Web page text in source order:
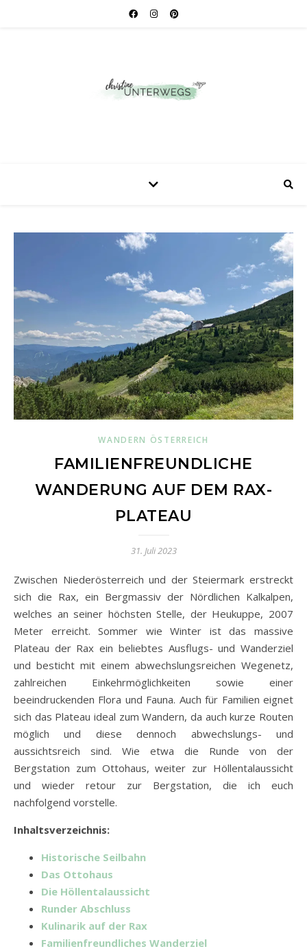
WANDERN ÖSTERREICH
FAMILIENFREUNDLICHE
WANDERUNG AUF DEM RAX-
PLATEAU
31. Juli 2023
Zwischen Niederösterreich und der Steiermark erstreckt
sich die Rax, ein Bergmassiv der Nördlichen Kalkalpen,
welches an seiner höchsten Stelle, der Heukuppe, 2007
Meter erreicht. Sommer wie Winter ist das massive
Plateau der Rax ein beliebtes Ausflugs- und Wanderziel
und besticht mit einem abwechslungsreichen Wegenetz,
zahlreichen Einkehrmöglichkeiten sowie einer
beeindruckenden Flora und Fauna. Auch für Familien eignet
sich das Plateau ideal zum Wandern, da auch kurze Routen
möglich und diese dennoch abwechslungs- und
aussichtsreich sind. Wie etwa die Runde von der
Bergstation zum Ottohaus, weiter zur Höllentalaussicht
und wieder retour zur Bergstation, die ich euch
nachfolgend vorstelle.
Inhaltsverzeichnis:
Historische Seilbahn
Das Ottohaus
Die Höllentalaussicht
Runder Abschluss
Kulinarik auf der Rax
Familienfreundliches Wanderziel